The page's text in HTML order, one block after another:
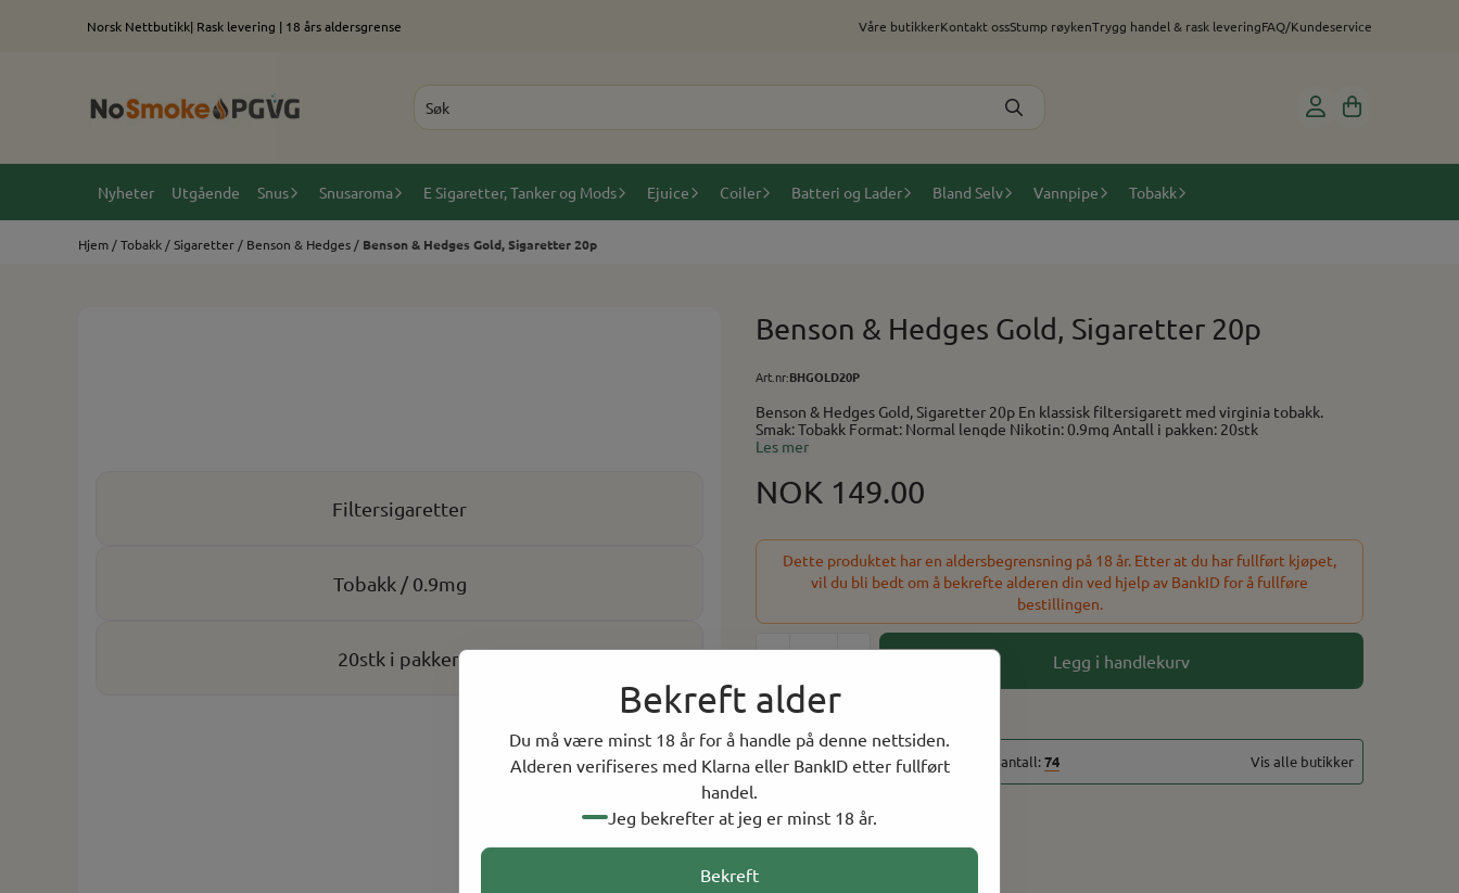
Bekreft alder
Du må være minst 18 år for å handle på denne nettsiden.
Alderen verifiseres med Klarna eller BankID etter fullført
handel.
Jeg bekrefter at jeg er minst 18 år.
Bekreft
Hopp til innholdNorsk Nettbutikk| Rask levering | 18 års aldersgrense Våre butikkerKontakt ossStump røykenTrygg handel & rask leveringFAQ/Kundeservice
Nyheter Utgående Snus Snusaroma E Sigaretter, Tanker og Mods Ejuice Coiler Batteri og Lader Bland Selv Vannpipe Tobakk
Hjem /Tobakk /Sigaretter / Benson & Hedges / Benson & Hedges Gold, Sigaretter 20p
Filtersigaretter
Tobakk / 0.9mg
20stk i pakken
Benson & Hedges Gold, Sigaretter 20p
Art.nr:BHGOLD20P
Benson & Hedges Gold, Sigaretter 20p En klassisk filtersigarett med virginia tobakk.
Smak: Tobakk Format: Normal lengde Nikotin: 0.9mg Antall i pakken: 20stk
Les mer
NOK 149.00
Dette produktet har en aldersbegrensning på 18 år. Etter at du har fullført kjøpet,
vil du bli bedt om å bekrefte alderen din ved hjelp av BankID for å fullføre
bestillingen.
Legg i handlekurv
128 På lager
På lager i12butikker, totalt antall:74 Vis alle butikker
Rask levering